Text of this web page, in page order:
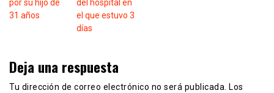
por su hijo de
31 años
del hospital en
el que estuvo 3
días
Deja una respuesta
Tu dirección de correo electrónico no será publicada.
Los